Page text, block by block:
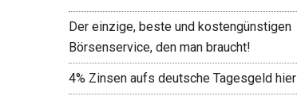
Der einzige, beste und kostengünstigen
Börsenservice, den man braucht!
4% Zinsen aufs deutsche Tagesgeld hier